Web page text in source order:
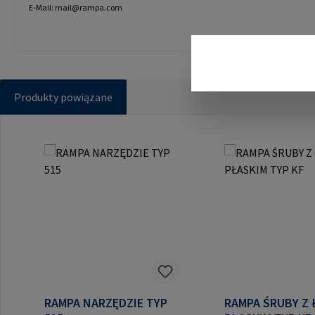
E-Mail: mail@rampa.com
Produkty powiązane
RAMPA NARZĘDZIE TYP
RAMPA ŚRUBY Z